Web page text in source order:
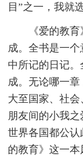
目”之一，我就
《爱的教
成。全书是一
中所记的日记
成。无论哪一章
大至国家、社会
朋友间的小我
世界各国都公
的教育》这一